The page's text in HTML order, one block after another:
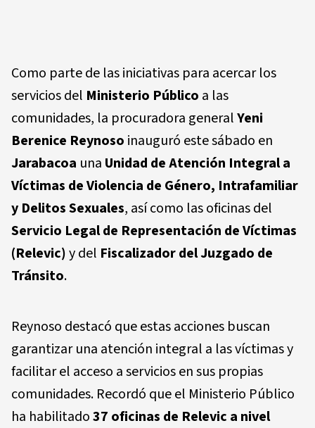
Como parte de las iniciativas para acercar los
servicios del Ministerio Público a las
comunidades, la procuradora generalYeni
Berenice Reynoso inauguró este sábado en
Jarabacoa una Unidad de Atención Integral a
Víctimas de Violencia de Género, Intrafamiliar
y Delitos Sexuales, así como las oficinas del
Servicio Legal de Representación de Víctimas
(Relevic)y del Fiscalizador del Juzgado de
Tránsito.
Reynoso destacó que estas acciones buscan
garantizar una atención integral a las víctimas y
facilitar el acceso a servicios en sus propias
comunidades. Recordó que el Ministerio Público
ha habilitado37 oficinas de Relevic a nivel